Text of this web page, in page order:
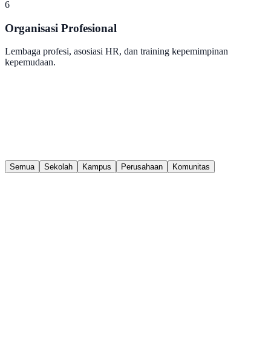
6
Organisasi Profesional
Lembaga profesi, asosiasi HR, dan training kepemimpinan
kepemudaan.
Semua Sekolah Kampus Perusahaan Komunitas